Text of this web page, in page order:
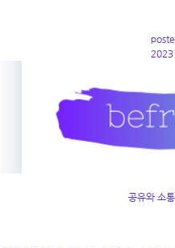
공유와 소